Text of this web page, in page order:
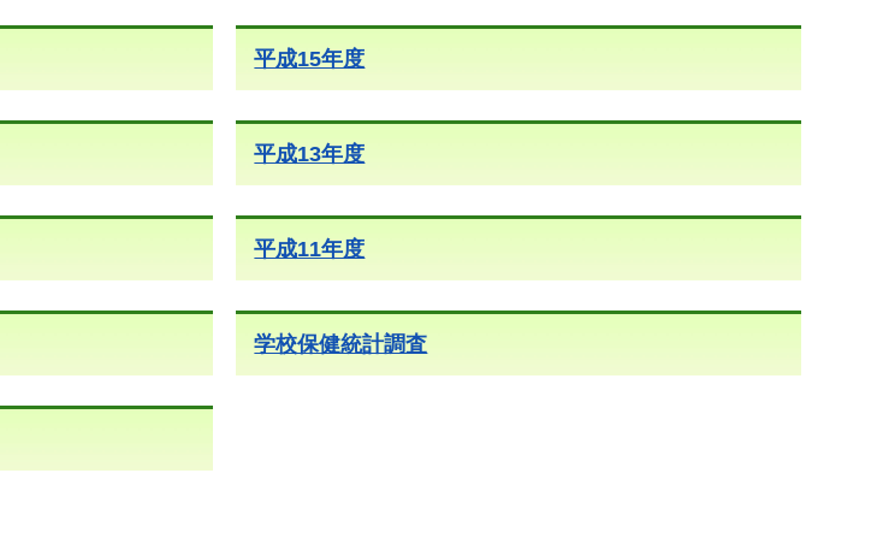
平成15年度
平成13年度
平成11年度
学校保健統計調査